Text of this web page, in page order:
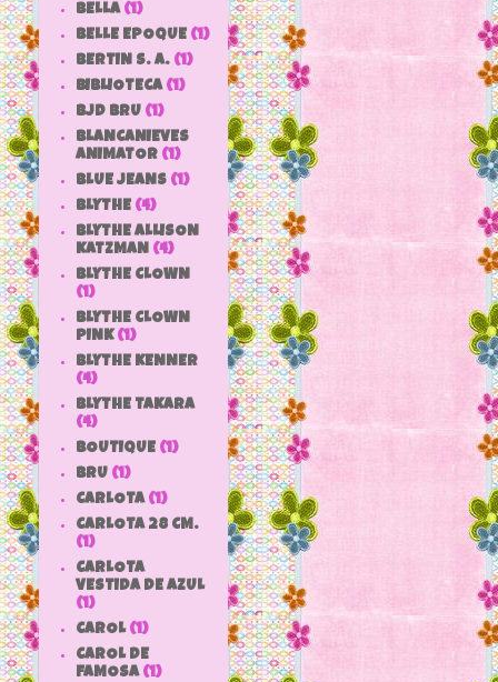
BELLA (1)
BELLE EPOQUE (1)
BERTIN S. A. (1)
BIBLIOTECA (1)
BJD BRU (1)
BLANCANIEVES
ANIMATOR (1)
BLUE JEANS (1)
BLYTHE (4)
BLYTHE ALLISON
KATZMAN (4)
BLYTHE CLOWN
(1)
BLYTHE CLOWN
PINK (1)
BLYTHE KENNER
(4)
BLYTHE TAKARA
(4)
BOUTIQUE (1)
BRU (1)
CARLOTA (1)
CARLOTA 28 CM.
(1)
CARLOTA
VESTIDA DE AZUL
(1)
CAROL (1)
CAROL DE
FAMOSA (1)